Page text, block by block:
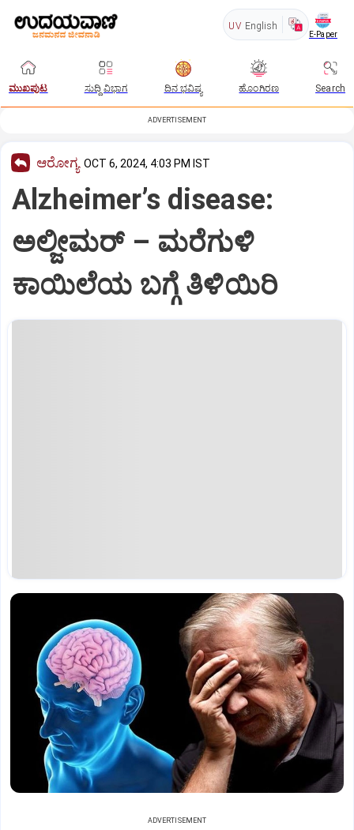
UV English
E-Paper
ಮುಖಪುಟ ಸುದ್ದಿ ವಿಭಾಗ ದಿನ ಭವಿಷ್ಯ ಹೊಂಗಿರಣ Search
ADVERTISEMENT
ಆರೋಗ್ಯ OCT 6, 2024, 4:03 PM IST
Alzheimer’s disease:
ಅಲ್ಜೀಮರ್ – ಮರೆಗುಳಿ
ಕಾಯಿಲೆಯ ಬಗ್ಗೆ ತಿಳಿಯಿರಿ
ADVERTISEMENT